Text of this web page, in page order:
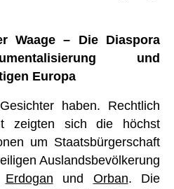
Waage – Die Diaspora
und
Europa
haben. Rechtlich
zeigten sich die höchst
um Staatsbürgerschaft
Auslandsbevölkerung
Erdogan und Orban. Die